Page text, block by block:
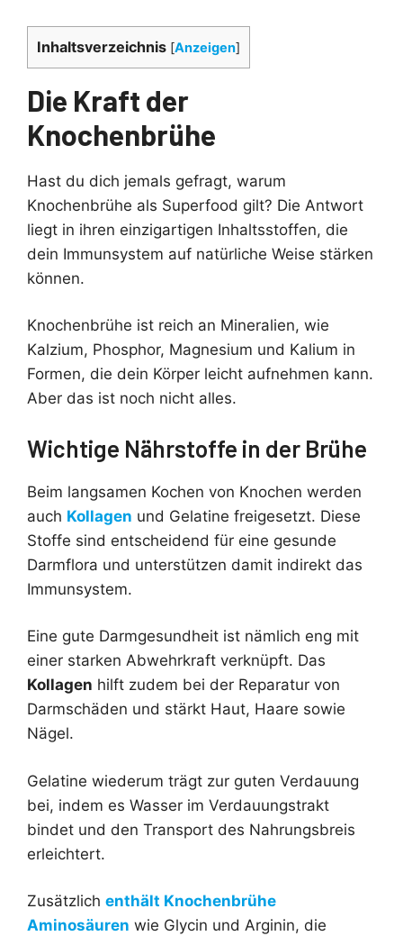
Inhaltsverzeichnis [Anzeigen]
Die Kraft der
Knochenbrühe
Hast du dich jemals gefragt, warum
Knochenbrühe als Superfood gilt? Die Antwort
liegt in ihren einzigartigen Inhaltsstoffen, die
dein Immunsystem auf natürliche Weise stärken
können.
Knochenbrühe ist reich an Mineralien, wie
Kalzium, Phosphor, Magnesium und Kalium in
Formen, die dein Körper leicht aufnehmen kann.
Aber das ist noch nicht alles.
Wichtige Nährstoffe in der Brühe
Beim langsamen Kochen von Knochen werden
auch Kollagen und Gelatine freigesetzt. Diese
Stoffe sind entscheidend für eine gesunde
Darmflora und unterstützen damit indirekt das
Immunsystem.
Eine gute Darmgesundheit ist nämlich eng mit
einer starken Abwehrkraft verknüpft. Das
Kollagen hilft zudem bei der Reparatur von
Darmschäden und stärkt Haut, Haare sowie
Nägel.
Gelatine wiederum trägt zur guten Verdauung
bei, indem es Wasser im Verdauungstrakt
bindet und den Transport des Nahrungsbreis
erleichtert.
Zusätzlich enthält Knochenbrühe
Aminosäuren wie Glycin und Arginin, die